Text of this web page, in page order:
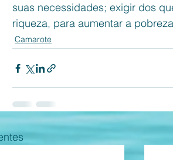
suas necessidades; exigir dos
riqueza, para aumentar a
Camarote